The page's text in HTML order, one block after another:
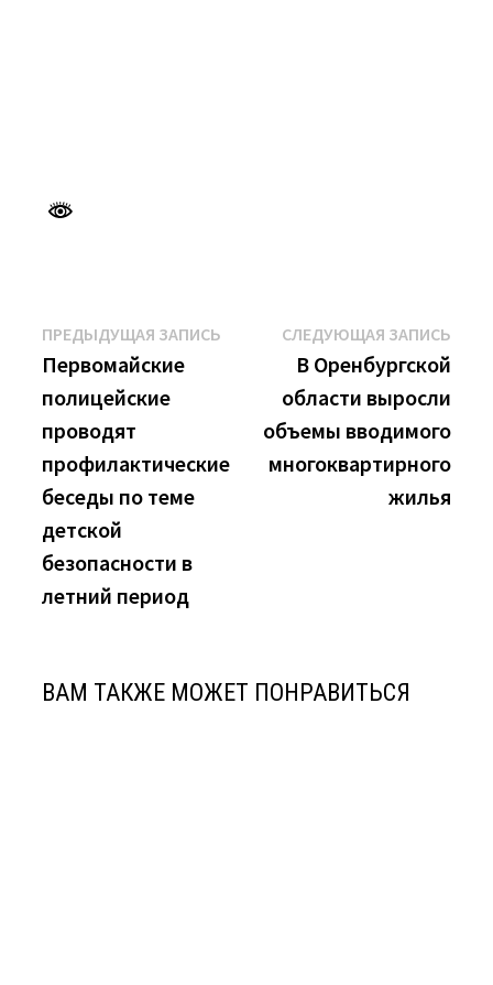
Навигация
по
записям
ПРЕДЫДУЩАЯ ЗАПИСЬ Предыдущая
Первомайские
полицейские
проводят
профилактические
беседы по теме
детской
безопасности в
летний период
СЛЕДУЮЩАЯ ЗАПИСЬ
В Оренбургской
области выросли
объемы вводимого
многоквартирного
жилья
ВАМ ТАКЖЕ МОЖЕТ ПОНРАВИТЬСЯ